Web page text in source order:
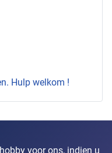
Hulp welkom !
voor ons, indien u